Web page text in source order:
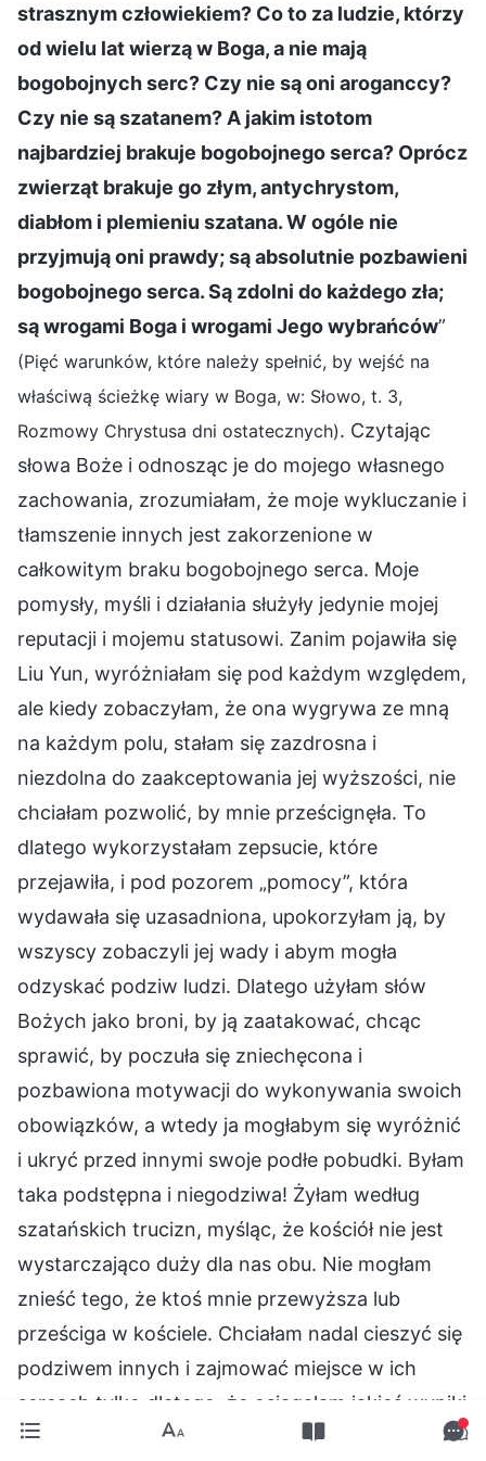
strasznym człowiekiem? Co to za ludzie, którzy
od wielu lat wierzą w Boga, a nie mają
bogobojnych serc? Czy nie są oni aroganccy?
Czy nie są szatanem? A jakim istotom
najbardziej brakuje bogobojnego serca? Oprócz
zwierząt brakuje go złym, antychrystom,
diabłom i plemieniu szatana. W ogóle nie
przyjmują oni prawdy; są absolutnie pozbawieni
bogobojnego serca. Są zdolni do każdego zła;
są wrogami Boga i wrogami Jego wybrańców”
(Pięć warunków, które należy spełnić, by wejść na
właściwą ścieżkę wiary w Boga, w: Słowo, t. 3,
Rozmowy Chrystusa dni ostatecznych). Czytając
słowa Boże i odnosząc je do mojego własnego
zachowania, zrozumiałam, że moje wykluczanie i
tłamszenie innych jest zakorzenione w
całkowitym braku bogobojnego serca. Moje
pomysły, myśli i działania służyły jedynie mojej
reputacji i mojemu statusowi. Zanim pojawiła się
Liu Yun, wyróżniałam się pod każdym względem,
ale kiedy zobaczyłam, że ona wygrywa ze mną
na każdym polu, stałam się zazdrosna i
niezdolna do zaakceptowania jej wyższości, nie
chciałam pozwolić, by mnie prześcignęła. To
dlatego wykorzystałam zepsucie, które
przejawiła, i pod pozorem „pomocy”, która
wydawała się uzasadniona, upokorzyłam ją, by
wszyscy zobaczyli jej wady i abym mogła
odzyskać podziw ludzi. Dlatego użyłam słów
Bożych jako broni, by ją zaatakować, chcąc
sprawić, by poczuła się zniechęcona i
pozbawiona motywacji do wykonywania swoich
obowiązków, a wtedy ja mogłabym się wyróżnić
i ukryć przed innymi swoje podłe pobudki. Byłam
taka podstępna i niegodziwa! Żyłam według
szatańskich trucizn, myśląc, że kościół nie jest
wystarczająco duży dla nas obu. Nie mogłam
znieść tego, że ktoś mnie przewyższa lub
prześciga w kościele. Chciałam nadal cieszyć się
podziwem innych i zajmować miejsce w ich
sercach tylko dlatego, że osiągałam jakieś wyniki
w mojej pracy. Liu Yun była zdolną pracownicą,